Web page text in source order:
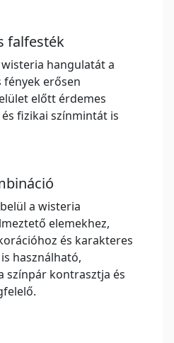
falfesték
hangulatát a
fények erősen
előtt érdemes
fizikai színmintát is
a wisteria
elemekhez,
és karakteres
használható,
színpár kontrasztja és